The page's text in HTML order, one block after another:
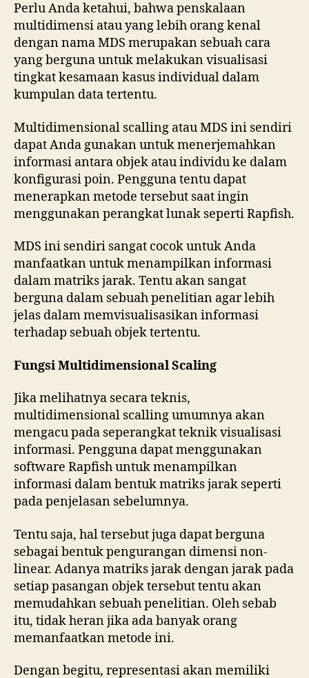
Perlu Anda ketahui, bahwa penskalaan
multidimensi atau yang lebih orang kenal
dengan nama MDS merupakan sebuah cara
yang berguna untuk melakukan visualisasi
tingkat kesamaan kasus individual dalam
kumpulan data tertentu.
Multidimensional scalling atau MDS ini sendiri
dapat Anda gunakan untuk menerjemahkan
informasi antara objek atau individu ke dalam
konfigurasi poin. Pengguna tentu dapat
menerapkan metode tersebut saat ingin
menggunakan perangkat lunak seperti Rapfish.
MDS ini sendiri sangat cocok untuk Anda
manfaatkan untuk menampilkan informasi
dalam matriks jarak. Tentu akan sangat
berguna dalam sebuah penelitian agar lebih
jelas dalam memvisualisasikan informasi
terhadap sebuah objek tertentu.
Fungsi Multidimensional Scaling
Jika melihatnya secara teknis,
multidimensional scalling umumnya akan
mengacu pada seperangkat teknik visualisasi
informasi. Pengguna dapat menggunakan
software Rapfish untuk menampilkan
informasi dalam bentuk matriks jarak seperti
pada penjelasan sebelumnya.
Tentu saja, hal tersebut juga dapat berguna
sebagai bentuk pengurangan dimensi non-
linear. Adanya matriks jarak dengan jarak pada
setiap pasangan objek tersebut tentu akan
memudahkan sebuah penelitian. Oleh sebab
itu, tidak heran jika ada banyak orang
memanfaatkan metode ini.
Dengan begitu, representasi akan memiliki